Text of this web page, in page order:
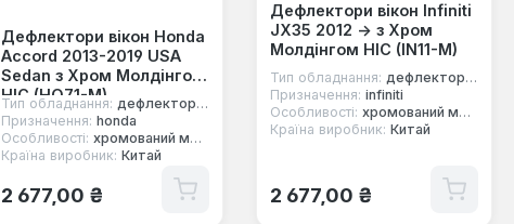
Дефлектори вікон Honda
Accord 2013-2019 USA
Sedan з Хром Молдінгом
HIC (HO71-M)
Тип обладнання: дефлектори вікон
Призначення: honda
Особливості: хромований молдинг
Країна виробник: Китай
Звичайна ціна:
2 677,00 ₴
Дефлектори вікон Infiniti
JX35 2012 -> з Хром
Молдінгом HIC (IN11-M)
Тип обладнання: дефлектори вікон
Призначення: infiniti
Особливості: хромований молдинг
Країна виробник: Китай
Звичайна ціна:
2 677,00 ₴